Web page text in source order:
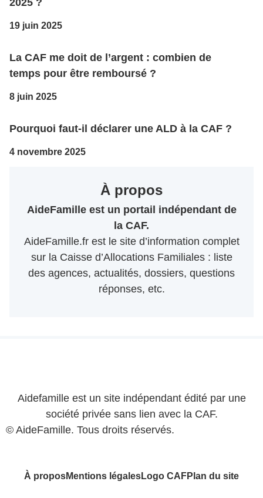
19 juin 2025
La CAF me doit de l’argent : combien de
temps pour être remboursé ?
8 juin 2025
Pourquoi faut-il déclarer une ALD à la CAF ?
4 novembre 2025
À propos
AideFamille est un portail indépendant de
la CAF.
AideFamille.fr est le site d’information complet
sur la Caisse d’Allocations Familiales : liste
des agences, actualités, dossiers, questions
réponses, etc.
Aidefamille est un site indépendant édité par une
société privée sans lien avec la CAF.
© AideFamille. Tous droits réservés.
À proposMentions légalesLogo CAFPlan du site